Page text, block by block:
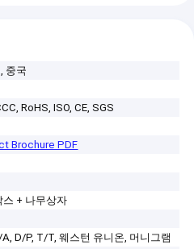
중국
RoHS, ISO, CE, SGS
Brochure PDF
스 + 나무상자
D/P, T/T, 웨스턴 유니온, 머니그램